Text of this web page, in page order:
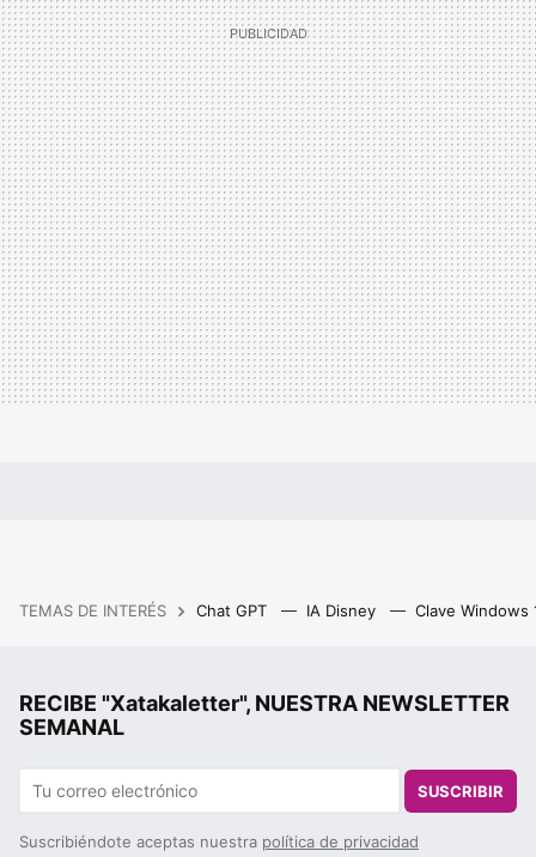
TEMAS DE INTERÉS Chat GPT IA Disney Clave Windows
RECIBE "Xatakaletter", NUESTRA NEWSLETTER
SEMANAL
SUSCRIBIR
Suscribiéndote aceptas nuestra política de privacidad